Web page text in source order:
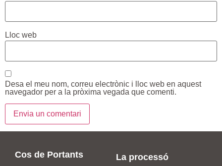
Lloc web
Desa el meu nom, correu electrònic i lloc web en aquest
navegador per a la pròxima vegada que comenti.
Cos de Portants La processó